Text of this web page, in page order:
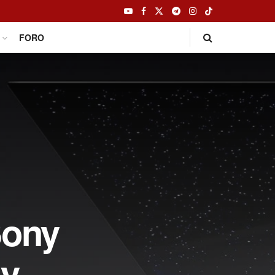
FORO